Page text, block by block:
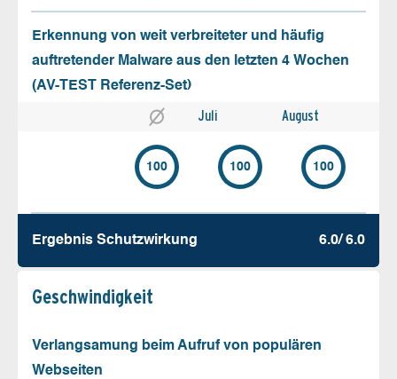
Erkennung von weit verbreiteter und häufig
auftretender Malware aus den letzten 4 Wochen
(AV-TEST Referenz-Set)
Juli August
100 100 100
Ergebnis Schutz­wirkung 6.0/ 6.0
Geschw­indigkeit
Verlangsamung beim Aufruf von populären
Webseiten